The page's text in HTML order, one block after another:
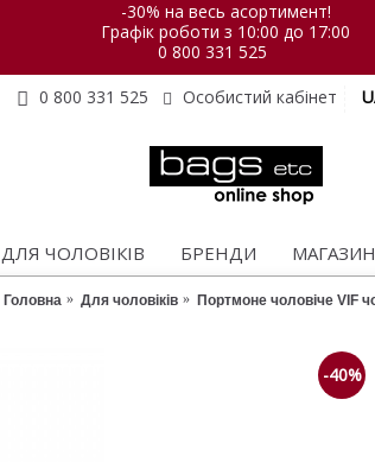
-30% на весь асортимент!
Графік роботи з 10:00 до 17:00
0 800 331 525
0 800 331 525
Особистий кабінет
ДЛЯ ЧОЛОВІКІВ БРЕНДИ
Головна Для чоловіків Портмоне чоловіче VIF
-40%